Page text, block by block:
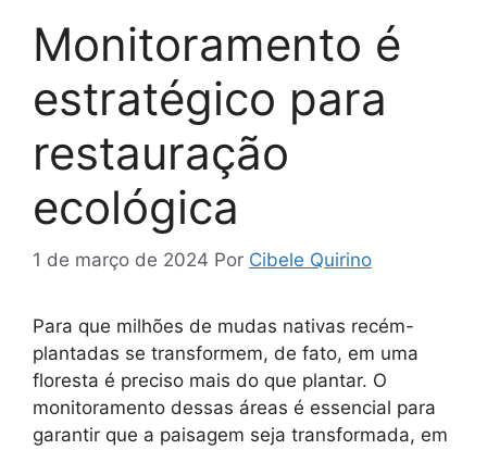
Monitoramento é
estratégico para
restauração
ecológica
1 de março de 2024 Por Cibele Quirino
Para que milhões de mudas nativas recém-
plantadas se transformem, de fato, em uma
floresta é preciso mais do que plantar. O
monitoramento dessas áreas é essencial para
garantir que a paisagem seja transformada, em